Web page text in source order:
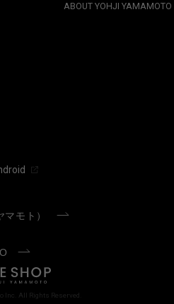
ABOUT YOHJI YAMAMOTO
モト）
Inc. All Rights Reserved.